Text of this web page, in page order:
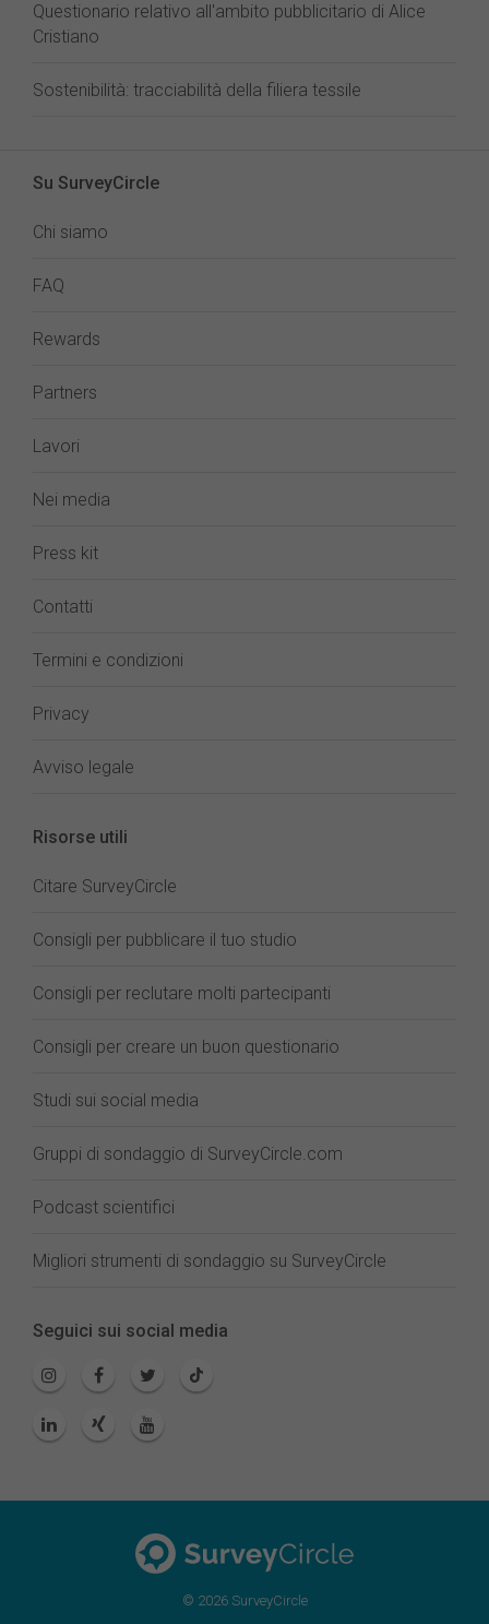
Questionario relativo all'ambito pubblicitario di Alice
Cristiano
Sostenibilità: tracciabilità della filiera tessile
Su SurveyCircle
Chi siamo
FAQ
Rewards
Partners
Lavori
Nei media
Press kit
Contatti
Termini e condizioni
Privacy
Avviso legale
Risorse utili
Citare SurveyCircle
Consigli per pubblicare il tuo studio
Consigli per reclutare molti partecipanti
Consigli per creare un buon questionario
Studi sui social media
Gruppi di sondaggio di SurveyCircle.com
Podcast scientifici
Migliori strumenti di sondaggio su SurveyCircle
Seguici sui social media
© 2026 SurveyCircle